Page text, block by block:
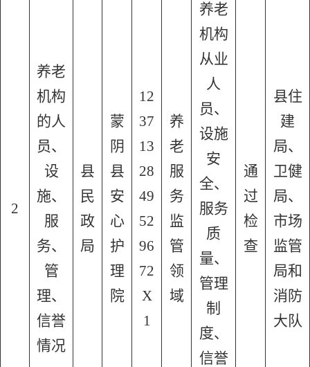
2
养老
机构
的人
员、
设
施、
服
务、
管
理、
信誉
情况
县
民
政
局
蒙
阴
县
安
心
护
理
院
12
37
13
28
49
52
96
72
X
1
养
老
服
务
监
管
领
域
养老
机构
从业
人
员、
设施
安
全、
服务
质
量、
管理
制
度、
信誉
通
过
检
查
县住
建
局、
卫健
局、
市场
监管
局和
消防
大队